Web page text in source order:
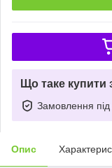
Що таке купити
Замовлення під
Опис